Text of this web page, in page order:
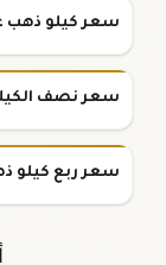
سعر كيلو ذهب
سعر نصف الكيلو
سعر ربع كيلو